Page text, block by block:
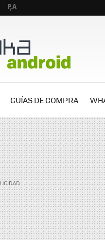
GUÍAS DE COMPRA